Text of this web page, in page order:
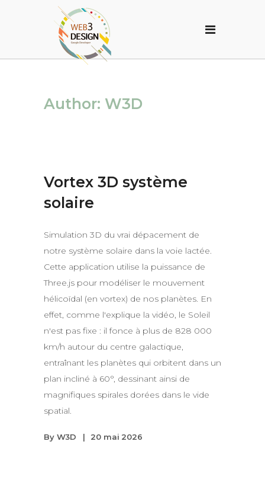
Author: W3D
Vortex 3D système
solaire
Simulation 3D du vrai dépacement de
notre système solaire dans la voie lactée.
Cette application utilise la puissance de
Three.js pour modéliser le mouvement
hélicoïdal (en vortex) de nos planètes. En
effet, comme l'explique la vidéo, le Soleil
n'est pas fixe : il fonce à plus de 828 000
km/h autour du centre galactique,
entraînant les planètes qui orbitent dans un
plan incliné à 60°, dessinant ainsi de
magnifiques spirales dorées dans le vide
spatial.
By W3D 20 mai 2026